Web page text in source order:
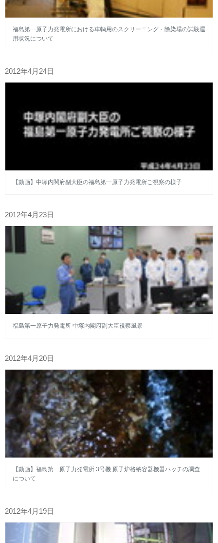
福島第一原子力発電所における車輌用のスクリーニング・除染場の試験運
用状況について
2012年4月24日
【動画】中塚内閣府副大臣の福島第一原子力発電所ご視察の様子
2012年4月23日
福島第一原子力発電所 中塚内閣府副大臣視察風景
2012年4月20日
【動画】福島第一原子力発電所 3号機 原子炉格納容器機器ハッチの調査
について
2012年4月19日